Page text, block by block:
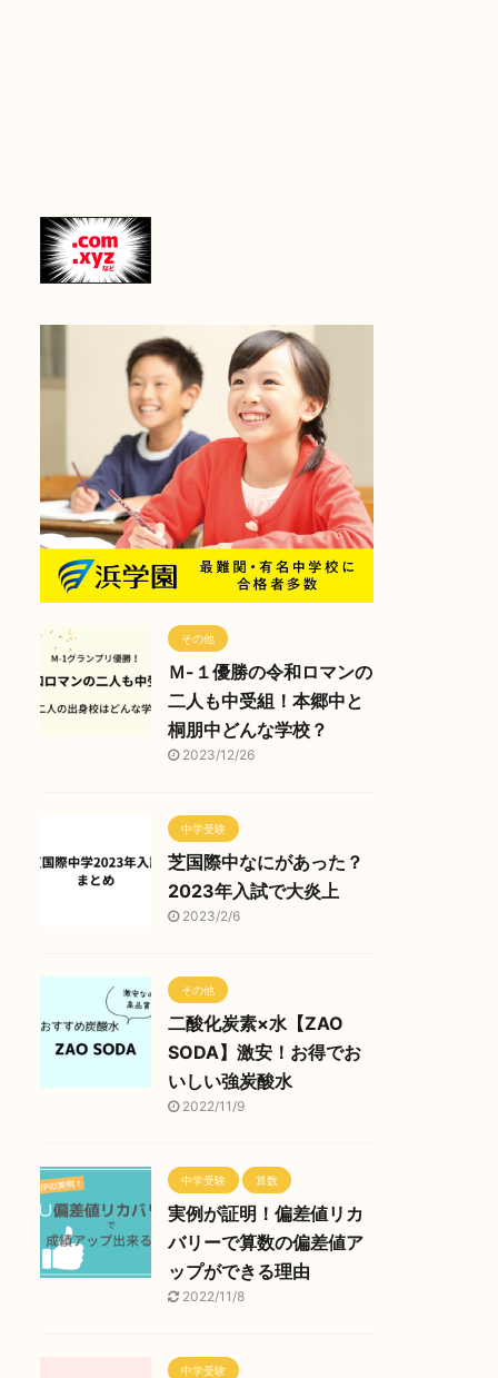
その他
Ｍ-１優勝の令和ロマンの
二人も中受組！本郷中と
桐朋中どんな学校？
2023/12/26
中学受験
芝国際中なにがあった？
2023年入試で大炎上
2023/2/6
その他
二酸化炭素×水【ZAO
SODA】激安！お得でお
いしい強炭酸水
2022/11/9
中学受験 算数
実例が証明！偏差値リカ
バリーで算数の偏差値ア
ップができる理由
2022/11/8
中学受験